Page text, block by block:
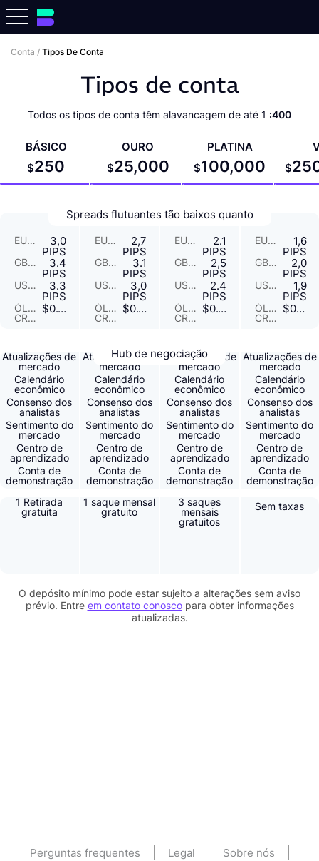
Conta / Tipos De Conta
Tipos de conta
Todos os tipos de conta têm alavancagem de até 1 :400
BÁSICO
$250
OURO
$25,000
PLATINA
$100,000
$
Spreads flutuantes tão baixos quanto
EUR/USD 3,0
PIPS
GBP/USD 3.4
PIPS
USD/JPY 3.3
PIPS
ÓLEO
CRUDE
$0.12
EUR/USD 2,7
PIPS
GBP/USD 3.1
PIPS
USD/JPY 3,0
PIPS
ÓLEO
CRUDE
$0.11
EUR/USD 2.1
PIPS
GBP/USD 2,5
PIPS
USD/JPY 2.4
PIPS
ÓLEO
CRUDE
$0.10
EUR/USD 1,6
PIPS
GBP/USD 2,0
PIPS
USD/JPY 1,9
PIPS
ÓLEO
CRUDE
$0.08
Hub de negociação
Atualizações de
mercado
Calendário
econômico
Consenso dos
analistas
Sentimento do
mercado
Centro de
aprendizado
Conta de
demonstração
Atualizações de
mercado
Calendário
econômico
Consenso dos
analistas
Sentimento do
mercado
Centro de
aprendizado
Conta de
demonstração
Atualizações de
mercado
Calendário
econômico
Consenso dos
analistas
Sentimento do
mercado
Centro de
aprendizado
Conta de
demonstração
Atualizações de
mercado
Calendário
econômico
Consenso dos
analistas
Sentimento do
mercado
Centro de
aprendizado
Conta de
demonstração
1 Retirada
gratuita
1 saque mensal
gratuito
3 saques
mensais
gratuitos
Sem taxas
O depósito mínimo pode estar sujeito a alterações sem aviso
prévio. Entre em contato conoscopara obter informações
atualizadas.
Perguntas frequentes Legal
Sobre nós